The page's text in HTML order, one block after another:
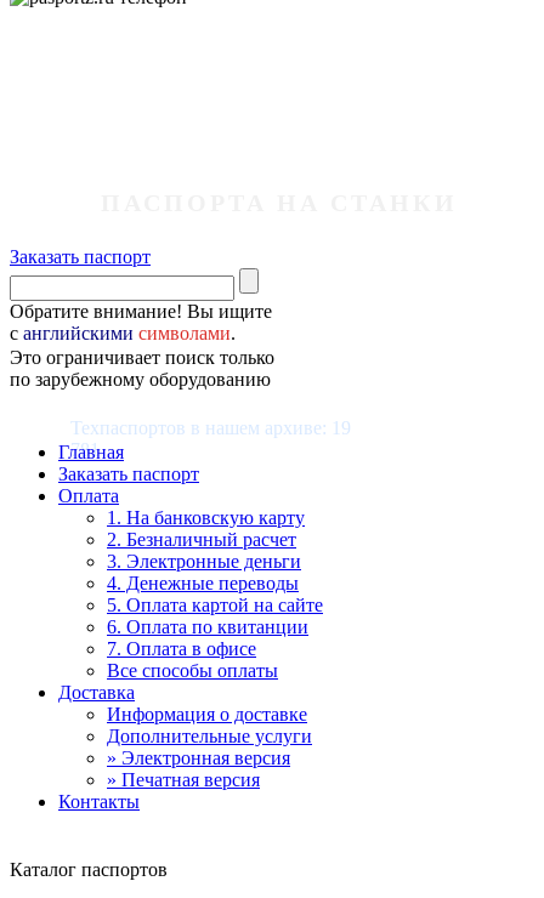
Заказать паспорт
Обратите внимание! Вы ищите
с английскими символами.
Это ограничивает поиск только
по зарубежному оборудованию
Техпаспортов в нашем архиве: 19
781
Главная
Заказать паспорт
Оплата
1. На банковскую карту
2. Безналичный расчет
3. Электронные деньги
4. Денежные переводы
5. Оплата картой на сайте
6. Оплата по квитанции
7. Оплата в офисе
Все способы оплаты
Доставка
Информация о доставке
Дополнительные услуги
» Электронная версия
» Печатная версия
Контакты
Каталог паспортов